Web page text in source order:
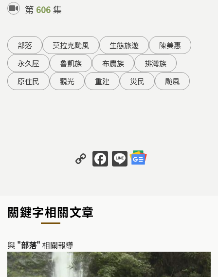
第 606集
部落 莫拉克颱風 生態旅遊
陳美惠
永久屋
魯凱族 布農族
排灣族
原住民
觀光 重建 災民 颱風
C
o
y
Li
k
F
a
o
k
Li
n
關鍵字相關文章
與 "部落" 相關報導